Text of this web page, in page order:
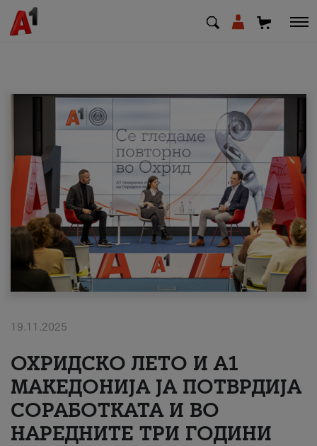
МК SQ
Приватни Деловни
Поддршка
Надополни кредит
#ПодобарОнлајн
19.11.2025
ОХРИДСКО ЛЕТО И A1
МАКЕДОНИЈА ЈА ПОТВРДИЈА
СОРАБОТКАТА И ВО
НАРЕДНИТЕ ТРИ ГОДИНИ